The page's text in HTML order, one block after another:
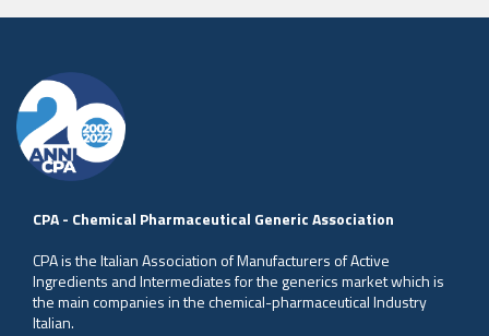
CPA - Chemical Pharmaceutical Generic Association
CPA is the Italian Association of Manufacturers of Active
Ingredients and Intermediates for the generics market which is
the main companies in the chemical-pharmaceutical Industry
Italian.